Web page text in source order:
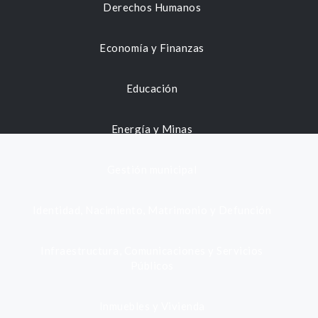
Derechos Humanos
Economía y Finanzas
Educación
Energía y Minas